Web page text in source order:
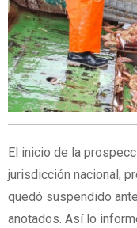
El inicio de la
jurisdicción nacional,
quedó suspendido
anotados. Así lo